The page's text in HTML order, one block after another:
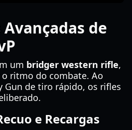
de
um bridger western rifle,
ritmo do combate. Ao
Gun de tiro rápido, os rifles
e Recargas